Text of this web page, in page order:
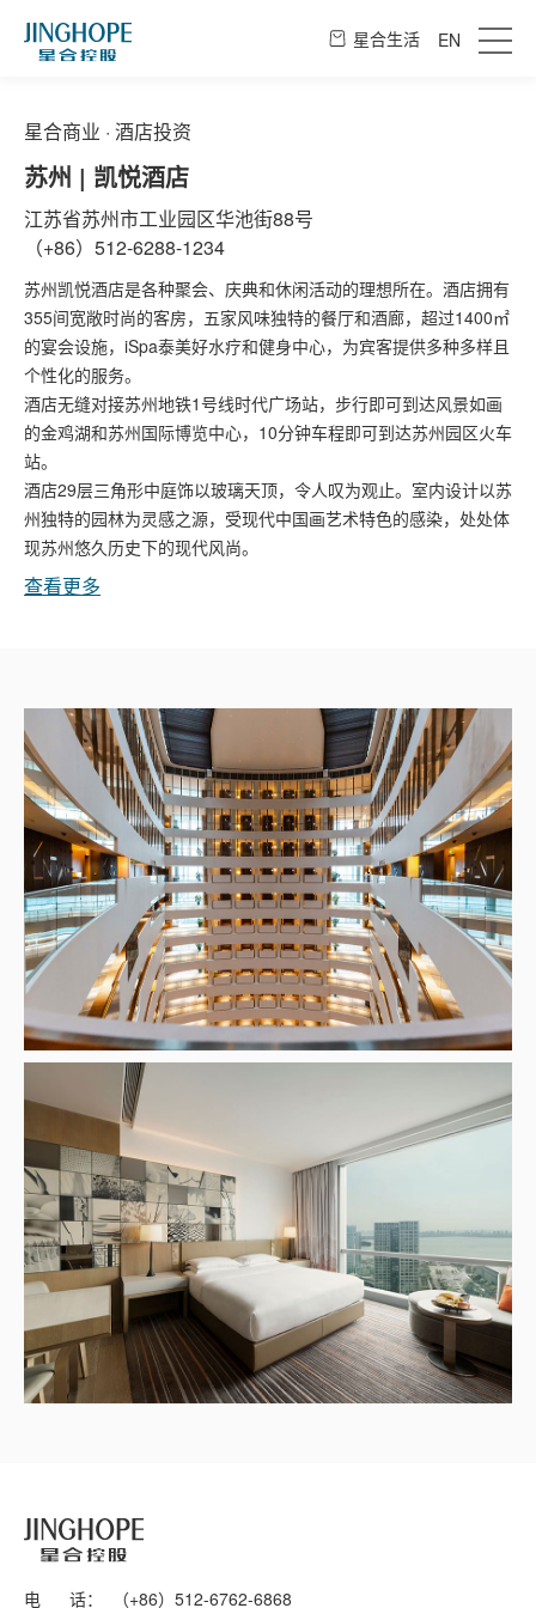
星合生活 EN
星合商业 · 酒店投资
苏州 | 凯悦酒店
江苏省苏州市工业园区华池街88号
（+86）512-6288-1234
苏州凯悦酒店是各种聚会、庆典和休闲活动的理想所在。酒店拥有
355间宽敞时尚的客房，五家风味独特的餐厅和酒廊，超过1400㎡
的宴会设施，iSpa泰美好水疗和健身中心，为宾客提供多种多样且
个性化的服务。
酒店无缝对接苏州地铁1号线时代广场站，步行即可到达风景如画
的金鸡湖和苏州国际博览中心，10分钟车程即可到达苏州园区火车
站。
酒店29层三角形中庭饰以玻璃天顶，令人叹为观止。室内设计以苏
州独特的园林为灵感之源，受现代中国画艺术特色的感染，处处体
现苏州悠久历史下的现代风尚。
查看更多
电 话： （+86） 512-6762-6868